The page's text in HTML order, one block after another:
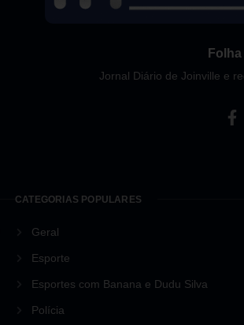
Jornal Diário de Joinville e
CATEGORIAS POPULARES
Geral
Esporte
Esportes com Banana e Dudu Silva
Polícia